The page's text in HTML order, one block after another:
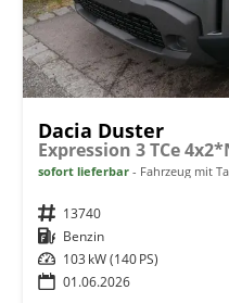
Dacia Duster
sofort lieferbar Fahrzeug mit
Fahrzeugnr. 13740
Kraftstoff Benzin
Leistung 103 kW (140 PS)
01.06.2026